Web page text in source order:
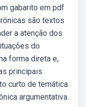
gabarito em pdf
são textos
a atenção dos
do
forma direta e,.
principais
curto de temática
argumentativa.